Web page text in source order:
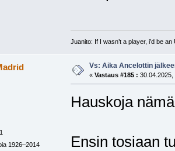
Juanito: If I wasn’t a player, i’d be an
1926–2014
Vs: Aika Ancelottin
« Vastaus #185 : 30.04.2025,
Hauskoja
Ensin tosiaan